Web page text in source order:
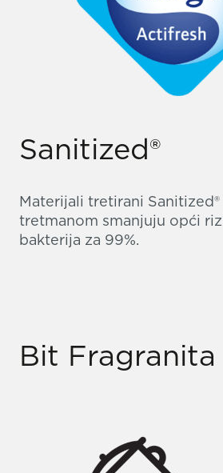
Sanitized®
Materijali tretirani
tretmanom smanjuju opći
bakterija za 99%.
Bit Fragranita